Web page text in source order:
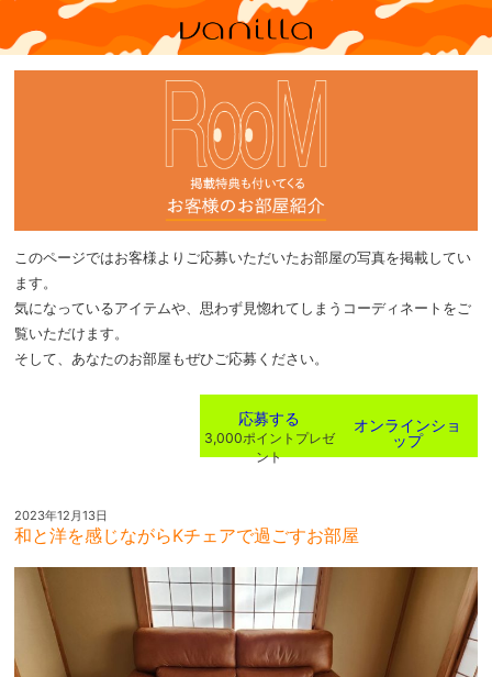
このページではお客様よりご応募いただいたお部屋の写真を掲載してい
ます。
気になっているアイテムや、思わず見惚れてしまうコーディネートをご
覧いただけます。
そして、あなたのお部屋もぜひご応募ください。
応募する
オンラインショ
ップ
2023年12月13日
和と洋を感じながらKチェアで過ごすお部屋